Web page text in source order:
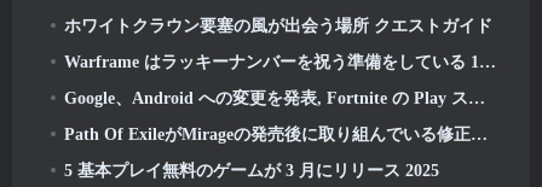
ホワイトクラウン要塞の風が出会う場所 クエストガイド
Warframe はラッキーナンバーを祝う準備をしている 13 アニバーサリーイベントあり
Google、Android への変更を発表, Fortnite の Play ストアへの復帰を記念して
Path Of ExileがMirageの発売後に取り組んでいる修正リストを共有
5 基本プレイ無料のゲームが 3 月にリリース 2025